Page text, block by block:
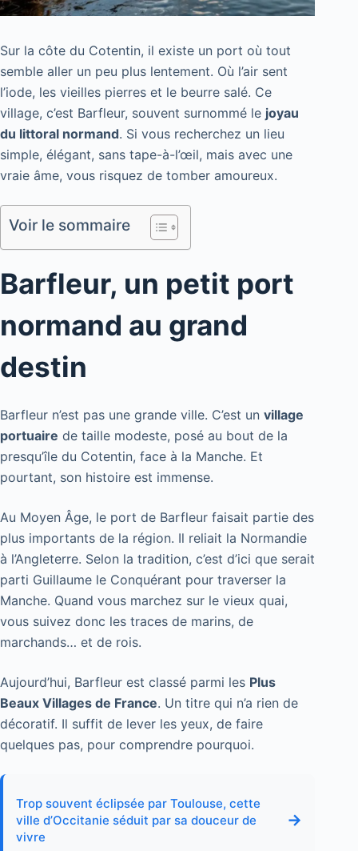
Sur la côte du Cotentin, il existe un port où tout
semble aller un peu plus lentement. Où l’air sent
l’iode, les vieilles pierres et le beurre salé. Ce
village, c’est Barfleur, souvent surnommé le joyau
du littoral normand. Si vous recherchez un lieu
simple, élégant, sans tape-à-l’œil, mais avec une
vraie âme, vous risquez de tomber amoureux.
Voir le sommaire
Barfleur, un petit port
normand au grand
destin
Barfleur n’est pas une grande ville. C’est un village
portuaire de taille modeste, posé au bout de la
presqu’île du Cotentin, face à la Manche. Et
pourtant, son histoire est immense.
Au Moyen Âge, le port de Barfleur faisait partie des
plus importants de la région. Il reliait la Normandie
à l’Angleterre. Selon la tradition, c’est d’ici que serait
parti Guillaume le Conquérant pour traverser la
Manche. Quand vous marchez sur le vieux quai,
vous suivez donc les traces de marins, de
marchands… et de rois.
Aujourd’hui, Barfleur est classé parmi les Plus
Beaux Villages de France. Un titre qui n’a rien de
décoratif. Il suffit de lever les yeux, de faire
quelques pas, pour comprendre pourquoi.
Trop souvent éclipsée par Toulouse, cette
ville d’Occitanie séduit par sa douceur de
vivre
→